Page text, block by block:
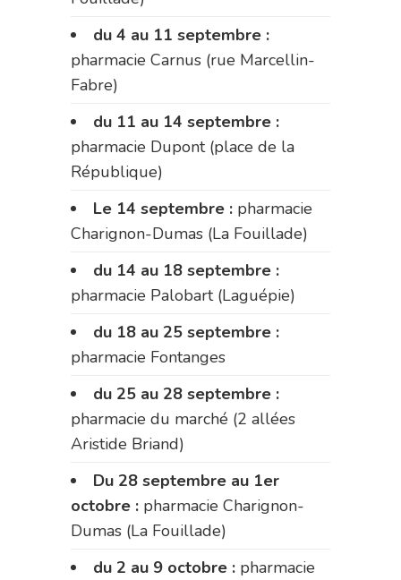
du 4 au 11 septembre :
pharmacie Carnus (rue Marcellin-
Fabre)
du 11 au 14 septembre :
pharmacie Dupont (place de la
République)
Le 14 septembre : pharmacie
Charignon-Dumas (La Fouillade)
du 14 au 18 septembre :
pharmacie Palobart (Laguépie)
du 18 au 25 septembre :
pharmacie Fontanges
du 25 au 28 septembre :
pharmacie du marché (2 allées
Aristide Briand)
Du 28 septembre au 1er
octobre : pharmacie Charignon-
Dumas (La Fouillade)
du 2 au 9 octobre : pharmacie